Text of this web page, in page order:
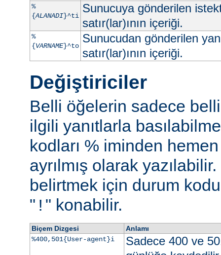
%
{ALANADI}^ti
Sunucuya gönderilen
satır(lar)ının içeriği.
%
{VARNAME}^to
Sunucudan gönderilen
satır(lar)ının içeriği.
Değiştiriciler
Belli öğelerin sadece
ilgili yanıtlarla
kodları % iminden
ayrılmış olarak
belirtmek için durum
" ! " konabilir.
Biçem Dizgesi
Anlamı
%400,501{User-agent}i
Sadece 400 ve